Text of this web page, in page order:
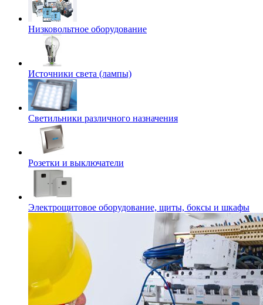
Низковольтное оборудование
Источники света (лампы)
Светильники различного назначения
Розетки и выключатели
Электрощитовое оборудование, щиты, боксы и шкафы